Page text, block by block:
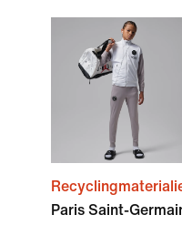
Paris Saint-